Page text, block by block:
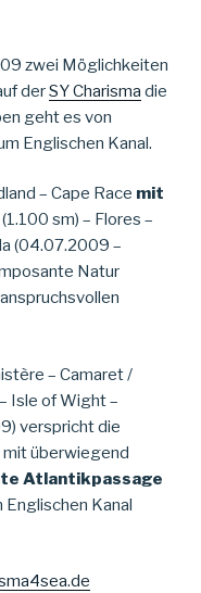
zwei Möglichkeiten
derSY Charisma die
geht es von
Englischen Kanal.
– Cape Race mit
(1.100 sm) – Flores –
(04.07.2009 –
Natur
– Camaret /
Isle of Wight –
verspricht die
überwiegend
Atlantikpassage
Kanal